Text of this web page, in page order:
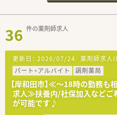
36 件の薬剤師求人
更新日： 2026/07/24 薬剤師求人
パート・アルバイト
調剤薬局
【岸和田市】≪～18時の勤務も
求人≫扶養内/社保加入などご
が可能です♪